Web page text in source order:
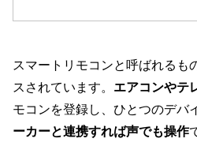
スマートリモコンと呼ばれるも
スされています。 エアコンやテ
モコンを登録し、ひとつのデバ
ーカーと連携すれば声でも操作